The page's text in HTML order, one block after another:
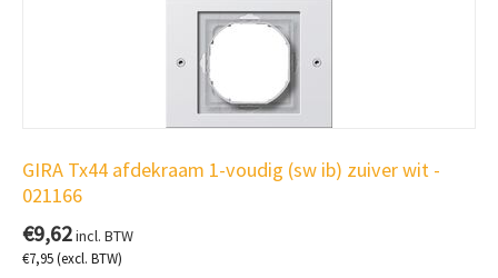
GIRA Tx44 afdekraam 1-voudig (sw ib) zuiver wit -
021166
€9,62incl. BTW
€7,95(excl. BTW)